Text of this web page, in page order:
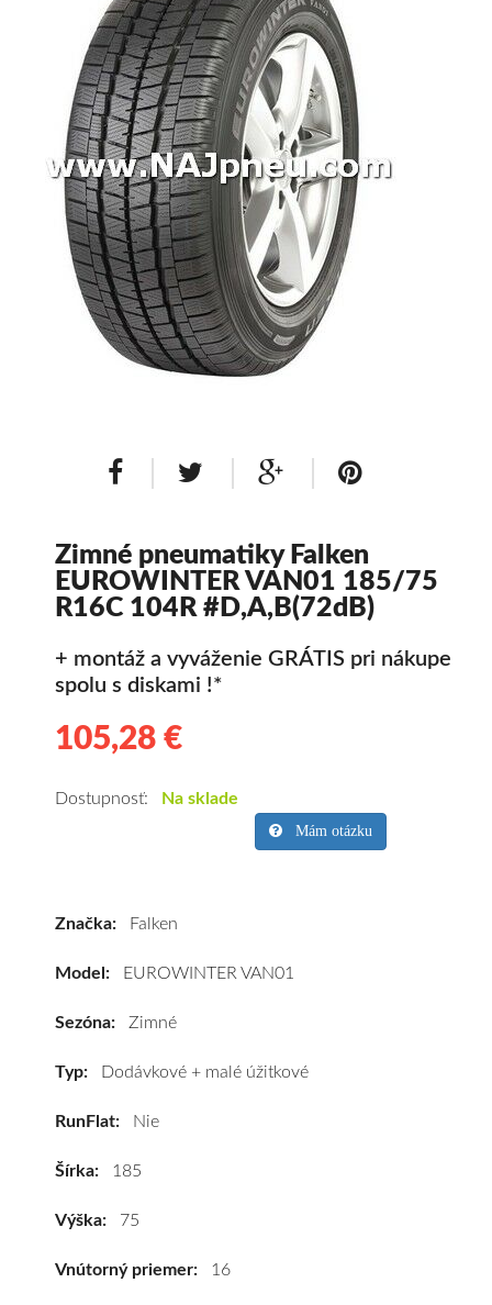
Dodávkové + malé úžitkové
Celoročné pneumatiky
Osobné/crossover + malé úžitkové
SUV/crossover + OFFRoad-ové
Dodávkové + malé úžitkové
Disky
Hliníkové / ALU disky / Elektróny
Puklice na kolesá Kontakt Blog
Zimné pneumatiky Falken
EUROWINTER VAN01 185/75
R16C 104R #D,A,B(72dB)
+ montáž a vyváženie GRÁTIS pri nákupe
spolu s diskami !*
105,28 €
pneumatiky
kúpite
Dostupnosť: Na sklade
Mám otázku
Značka: Falken
Model: EUROWINTER VAN01
Sezóna: Zimné
Typ: Dodávkové + malé úžitkové
RunFlat: Nie
Šírka: 185
Výška: 75
Vnútorný priemer: 16